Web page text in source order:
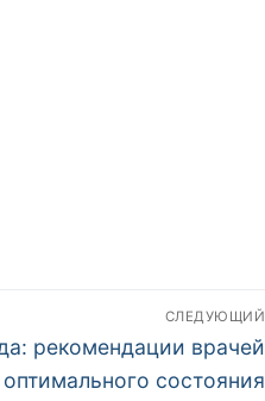
СЛЕДУЮЩИЙ
рекомендации врачей
состояния